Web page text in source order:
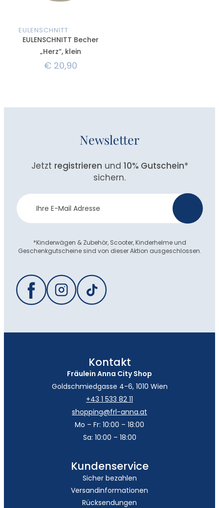
EULENSCHNITT
EULENSCHNITT Becher
„Herz“, klein
€20,90
Newsletter
Jetzt registrieren und 10% Gutschein*
sichern.
Newsletter
Anmeldung
*Kinderwägen & Zubehör, Scooter, Kinderhelme und
Geschenkgutscheine sind von dieser Aktion ausgeschlossen.
Kontakt
Fräulein Anna City Shop
Goldschmiedgasse 4-6, 1010 Wien
+43 1 533 82 11
shopping@frl-anna.at
Mo – Fr: 10:00 – 18:00
Sa: 10:00 – 18:00
Kundenservice
Sicher bezahlen
Versandinformationen
Rücksendungen